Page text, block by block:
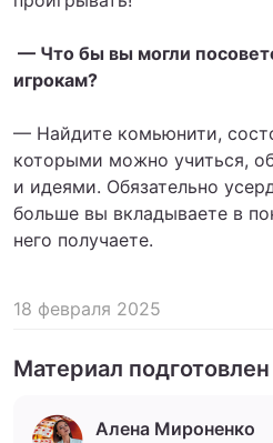
— Что бы вы могли
игрокам?
— Найдите комьюнити,
которыми можно учиться,
и идеями. Обязательно
больше вы вкладываете в
него получаете.
18 февраля 2025
Материал подготовлен
Алена Мироненко